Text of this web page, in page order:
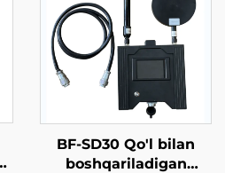
BF-SD30 Qo'l bilan
boshqariladigan